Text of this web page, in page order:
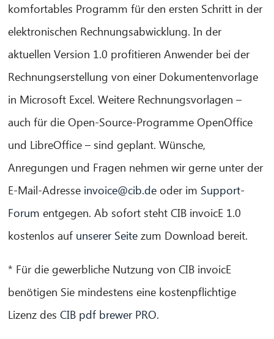
komfortables Programm für den ersten Schritt in der
elektronischen Rechnungsabwicklung. In der
aktuellen Version 1.0 profitieren Anwender bei der
Rechnungserstellung von einer Dokumentenvorlage
in Microsoft Excel. Weitere Rechnungsvorlagen –
auch für die Open-Source-Programme OpenOffice
und LibreOffice – sind geplant. Wünsche,
Anregungen und Fragen nehmen wir gerne unter der
E-Mail-Adresse invoice@cib.de oder im Support-
Forum entgegen. Ab sofort steht CIB invoicE 1.0
kostenlos auf unserer Seite zum Download bereit.
* Für die gewerbliche Nutzung von CIB invoicE
benötigen Sie mindestens eine kostenpflichtige
Lizenz desCIB pdf brewer PRO.